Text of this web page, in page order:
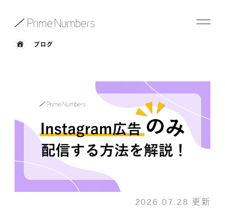
サービス一覧
お役立ち情報
会社情報
ブログ
2026.07.28 更新